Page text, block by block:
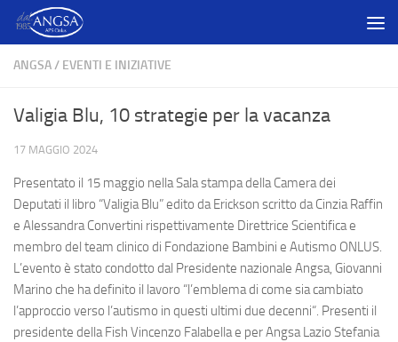
Salta al contenuto
ANGSA/ EVENTI E INIZIATIVE
Valigia Blu, 10 strategie per la vacanza
17 MAGGIO 2024
Presentato il 15 maggio nella Sala stampa della Camera dei
Deputati il libro “Valigia Blu” edito da Erickson scritto da Cinzia Raffin
e Alessandra Convertini rispettivamente Direttrice Scientifica e
membro del team clinico di Fondazione Bambini e Autismo ONLUS.
L’evento è stato condotto dal Presidente nazionale Angsa, Giovanni
Marino che ha definito il lavoro “l’emblema di come sia cambiato
l’approccio verso l’autismo in questi ultimi due decenni“. Presenti il
presidente della Fish Vincenzo Falabella e per Angsa Lazio Stefania